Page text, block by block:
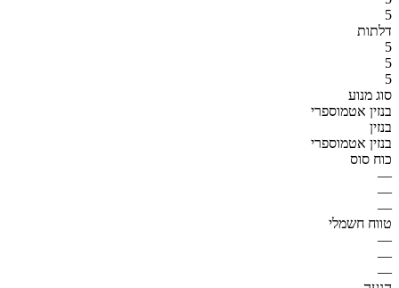
5
דלתות
5
5
5
סוג מנוע
בנזין אטמוספרי
בנזין
בנזין אטמוספרי
כוח סוס
—
—
—
טווח חשמלי
—
—
—